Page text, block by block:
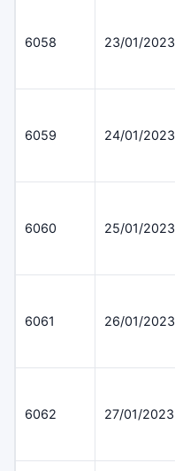
6058 23/01/2023
6059 24/01/2023
6060 25/01/2023
6061 26/01/2023
6062 27/01/2023